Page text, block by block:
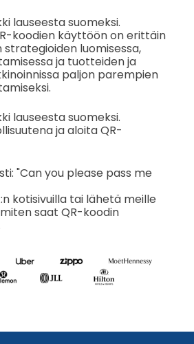
lauseesta suomeksi.
koodien käyttöön on erittäin
strategioiden luomisessa,
ja tuotteiden ja
paljon parempien
lauseesta suomeksi.
ja aloita QR-
"Can you please pass me
kotisivuilla tai lähetä meille
saat QR-koodin